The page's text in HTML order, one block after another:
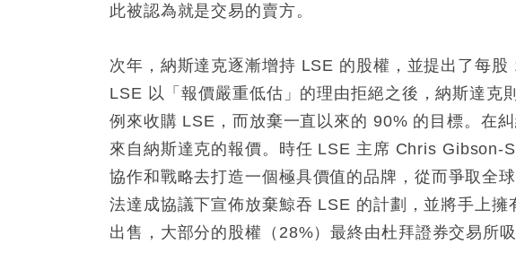
此被認為就是交易的賣方。
次年，納斯達克逐漸增持 LSE 的股權，並提出了每
LSE 以「報價嚴重低估」的理由拒絕之後，納斯達克
例來收購 LSE，而放棄一直以來的 90% 的目標。在
來自納斯達克的報價。時任 LSE 主席 Chris Gibson-
協作和戰略去打造一個極具價值的品牌，從而爭取全
法達成協議下宣佈放棄鯨吞 LSE 的計劃，並將手上擁
出售，大部分的股權（28%）最終由杜拜證券交易所吸